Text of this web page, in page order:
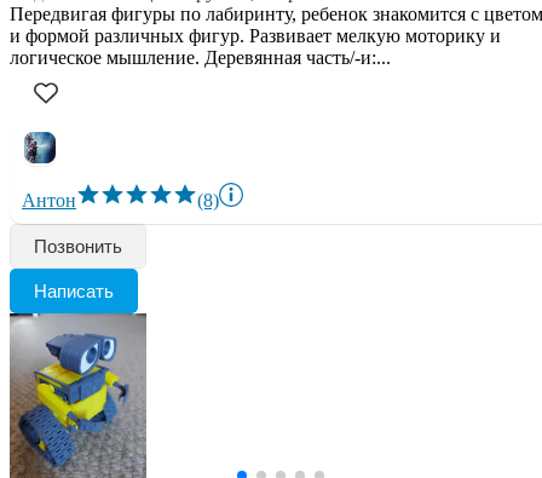
Передвигая фигуры по лабиринту, ребенок знакомится с цветом
и формой различных фигур. Развивает мелкую моторику и
логическое мышление. Деревянная часть/-и:...
Антон (8)
Позвонить
Написать